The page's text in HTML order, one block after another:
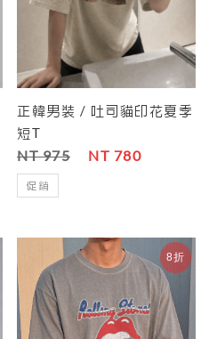
正韓男裝 / 吐司貓印花夏季
短T
NT 975 NT 780
促銷
8折